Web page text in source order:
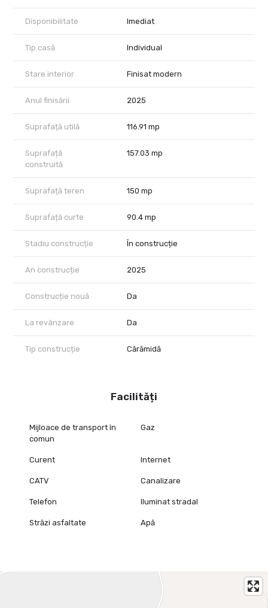
Disponibilitate Imediat
Tip casă Individual
Stare interior Finisat modern
Anul finisării 2025
Suprafață utilă 116.91 mp
Suprafață
construită
157.03 mp
Suprafață teren 150 mp
Suprafață curte 90.4 mp
Stadiu construcție În construcție
An construcție 2025
Construcție nouă Da
La revânzare Da
Tip construcție Cărămidă
Facilități
Mijloace de transport în
comun
Gaz
Curent Internet
CATV Canalizare
Telefon Iluminat stradal
Străzi asfaltate Apă